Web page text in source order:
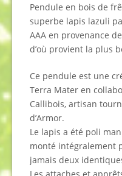
Pendule en bois de
superbe lapis lazuli
AAA en provenance
d’où provient la plus
Ce pendule est une
Terra Mater en
Callibois, artisan
d’Armor.
Le lapis a été poli
monté intégralement
jamais deux